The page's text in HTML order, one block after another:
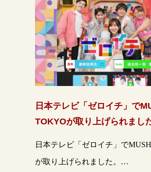
日本テレビ「ゼロイチ」で
TOKYOが取り上げられまし
日本テレビ「ゼロイチ」で
が取り上げられました。